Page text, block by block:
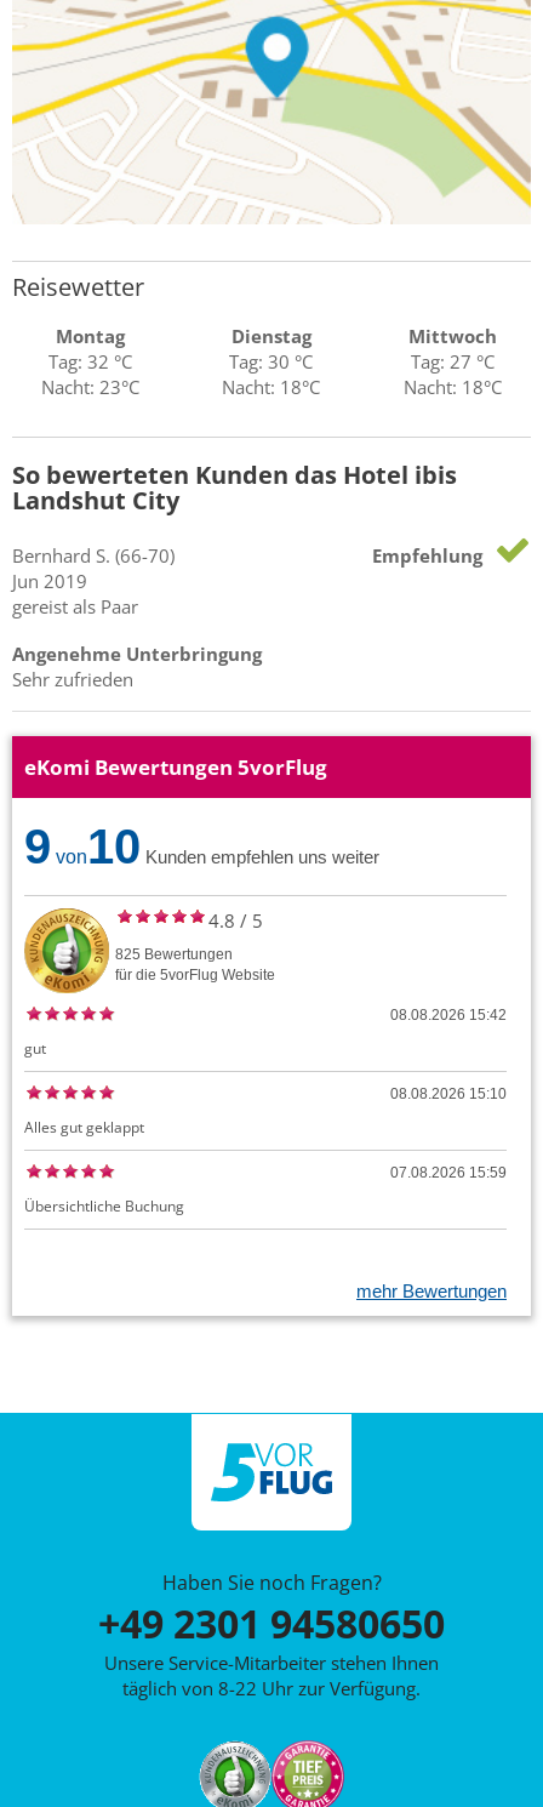
Reisewetter
Montag
Tag: 32 °C
Nacht: 23°C
Dienstag
Tag: 30 °C
Nacht: 18°C
Mittwoch
Tag: 27 °C
Nacht: 18°C
So bewerteten Kunden das Hotel ibis
Landshut City
Bernhard S. (66-70)
Jun 2019
gereist als Paar
Empfehlung
Angenehme Unterbringung
Sehr zufrieden
eKomi Bewertungen 5vorFlug
9 von10 Kunden empfehlen uns weiter
4.8 / 5
825 Bewertungen
für die 5vorFlug Website
08.08.2026 15:42
gut
08.08.2026 15:10
Alles gut geklappt
07.08.2026 15:59
Übersichtliche Buchung
mehr Bewertungen
Haben Sie noch Fragen?
+49 2301 94580650
Unsere Service-Mitarbeiter stehen Ihnen
täglich von 8-22 Uhr zur Verfügung.